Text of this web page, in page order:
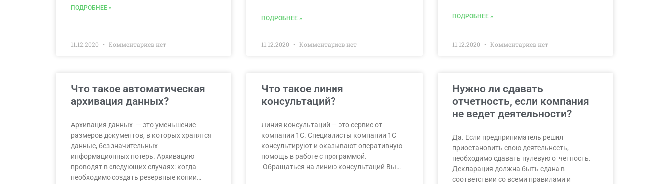
ПОДРОБНЕЕ »
11.12.2020 Комментариев нет
ПОДРОБНЕЕ »
11.12.2020 Комментариев нет
ПОДРОБНЕЕ »
11.12.2020 Комментариев нет
Что такое автоматическая
архивация данных?
Архивация данных — это уменьшение
размеров документов, в которых хранятся
данные, без значительных
информационных потерь. Архивацию
проводят в следующих случаях: когда
необходимо создать резервные копии…
Что такое линия
консультаций?
Линия консультаций — это сервис от
компании 1С. Специалисты компании 1С
консультируют и оказывают оперативную
помощь в работе с программой.
Обращаться на линию консультаций Вы…
Нужно ли сдавать
отчетность, если компания
не ведет деятельности?
Да. Если предприниматель решил
приостановить свою деятельность,
необходимо сдавать нулевую отчетность.
Декларация должна быть сдана в
соответствии со всеми правилами и